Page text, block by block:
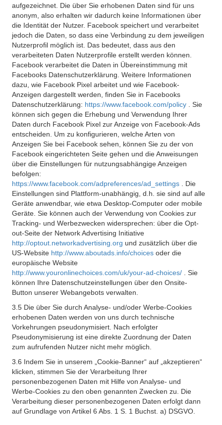
aufgezeichnet. Die über Sie erhobenen Daten sind für uns
anonym, also erhalten wir dadurch keine Informationen über
die Identität der Nutzer. Facebook speichert und verarbeitet
jedoch die Daten, so dass eine Verbindung zu dem jeweiligen
Nutzerprofil möglich ist. Das bedeutet, dass aus den
verarbeiteten Daten Nutzerprofile erstellt werden können.
Facebook verarbeitet die Daten in Übereinstimmung mit
Facebooks Datenschutzerklärung. Weitere Informationen
dazu, wie Facebook Pixel arbeitet und wie Facebook-
Anzeigen dargestellt werden, finden Sie in Facebooks
Datenschutzerklärung: https://www.facebook.com/policy
. Sie
können sich gegen die Erhebung und Verwendung Ihrer
Daten durch Facebook Pixel zur Anzeige von Facebook-Ads
entscheiden. Um zu konfigurieren, welche Arten von
Anzeigen Sie bei Facebook sehen, können Sie zu der von
Facebook eingerichteten Seite gehen und die Anweisungen
über die Einstellungen für nutzungsabhängige Anzeigen
befolgen:
https://www.facebook.com/adpreferences/ad_settings
. Die
Einstellungen sind Plattform-unabhängig, d.h. sie sind auf alle
Geräte anwendbar, wie etwa Desktop-Computer oder mobile
Geräte. Sie können auch der Verwendung von Cookies zur
Tracking- und Werbezwecken widersprechen: über die Opt-
out-Seite der Network Advertising Initiative
http://optout.networkadvertising.org und zusätzlich über die
US-Website http://www.aboutads.info/choices oder die
europäische Website
http://www.youronlinechoices.com/uk/your-ad-choices/
. Sie
können Ihre Datenschutzeinstellungen über den Onsite-
Button unserer Webangebots verwalten.
3.5 Die über Sie durch Analyse- und/oder Werbe-Cookies
erhobenen Daten werden von uns durch technische
Vorkehrungen pseudonymisiert. Nach erfolgter
Pseudonymisierung ist eine direkte Zuordnung der Daten
zum aufrufenden Nutzer nicht mehr möglich.
3.6 Indem Sie in unserem „Cookie-Banner“ auf „akzeptieren“
klicken, stimmen Sie der Verarbeitung Ihrer
personenbezogenen Daten mit Hilfe von Analyse- und
Werbe-Cookies zu den oben genannten Zwecken zu. Die
Verarbeitung dieser personenbezogenen Daten erfolgt dann
auf Grundlage von Artikel 6 Abs. 1 S. 1 Buchst. a) DSGVO.